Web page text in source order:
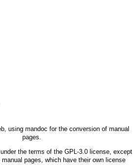
, using mandoc for the conversion of manual
pages.
the terms of the GPL-3.0license, except
pages, which have their own license